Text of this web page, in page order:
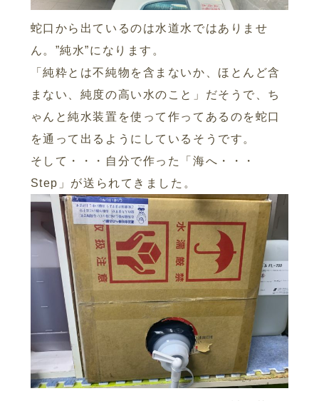
蛇口から出ているのは水道水ではありませ
ん。”純水”になります。
「純粋とは不純物を含まないか、ほとんど含
まない、純度の高い水のこと」だそうで、ち
ゃんと純水装置を使って作ってあるのを蛇口
を通って出るようにしているそうです。
そして・・・自分で作った「海へ・・・
Step」が送られてきました。